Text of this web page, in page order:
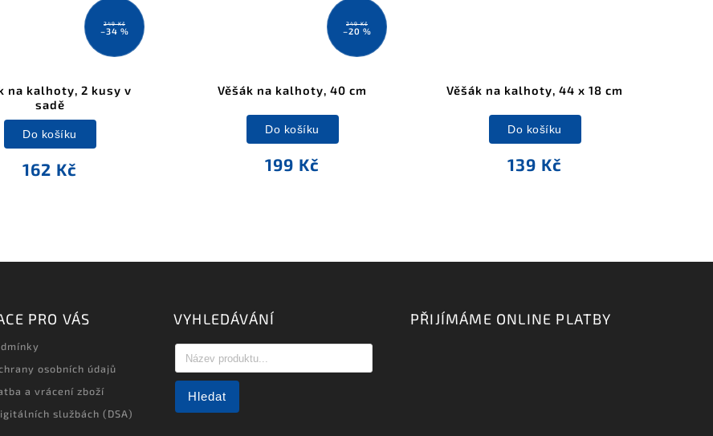
249 Kč
–34 %
na kalhoty, 2 kusy v
sadě
162 Kč
Do košíku
249 Kč
–20 %
Věšák na kalhoty, 40 cm
199 Kč
Do košíku
Věšák na kalhoty, 44 x 18 cm
139 Kč
Do košíku
PRO VÁS
osobních údajů
a vrácení zboží
službách (DSA)
VYHLEDÁVÁNÍ
Hledat
PŘIJÍMÁME ONLINE PLATBY